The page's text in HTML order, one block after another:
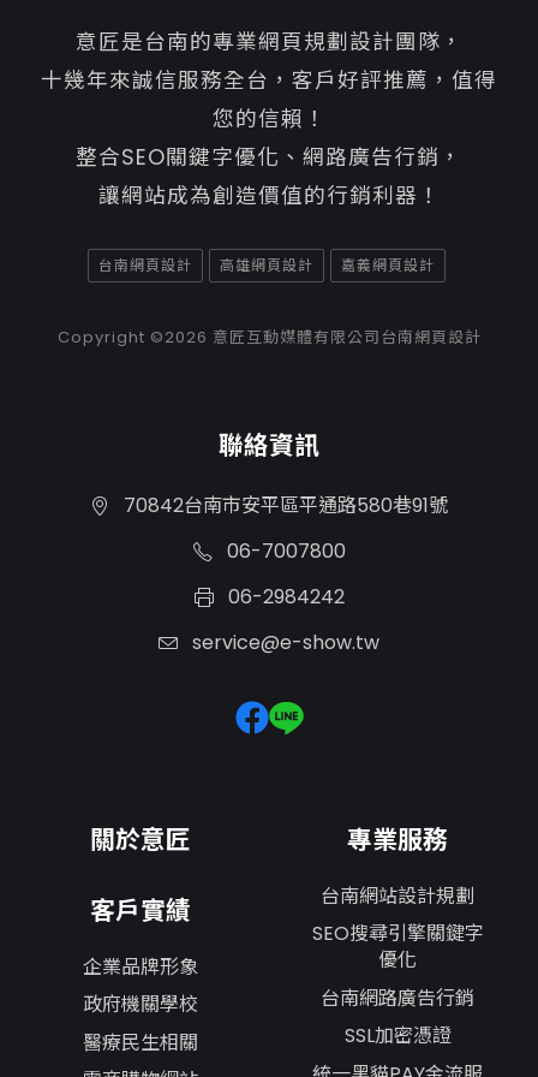
意匠是台南的專業網頁規劃設計團隊，
十幾年來誠信服務全台，客戶好評推薦，值得
您的信賴！
整合SEO關鍵字優化、網路廣告行銷，
讓網站成為創造價值的行銷利器！
台南網頁設計 高雄網頁設計 嘉義網頁設計
Copyright ©2026 意匠互動媒體有限公司台南網頁設計
聯絡資訊
70842台南市安平區平通路580巷91號
06-7007800
06-2984242
service@e-show.tw
關於意匠
客戶實績
企業品牌形象
政府機關學校
醫療民生相關
專業服務
台南網站設計規劃
SEO搜尋引擎關鍵字
優化
台南網路廣告行銷
SSL加密憑證